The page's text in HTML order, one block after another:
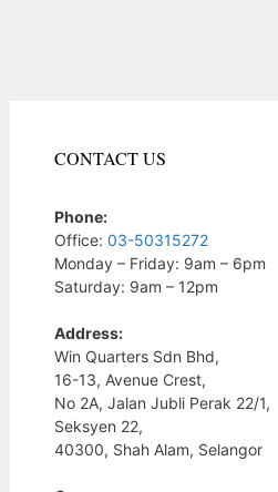
CONTACT US
Phone:
Office: 03-50315272
Monday – Friday: 9am – 6pm
Saturday: 9am – 12pm
Address:
Win Quarters Sdn Bhd,
16-13, Avenue Crest,
No 2A, Jalan Jubli Perak 22/1,
Seksyen 22,
40300, Shah Alam, Selangor